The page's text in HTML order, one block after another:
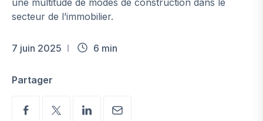
une multitude de modes de construction dans le
secteur de l’immobilier.
7 juin 2025 6 min
Partager